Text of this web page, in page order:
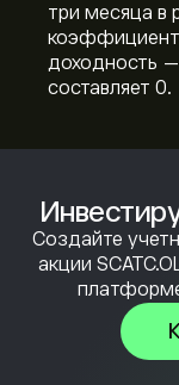
Создайте
акции
три месяца в
коэффициент
доходность
составляет 0.